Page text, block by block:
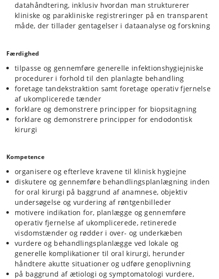
datahåndtering, inklusiv hvordan man strukturerer
kliniske og parakliniske registreringer på en transparent
måde, der tillader gentagelser i dataanalyse og forskning
Færdighed
tilpasse og gennemføre generelle infektionshygiejniske
procedurer i forhold til den planlagte behandling
foretage tandekstraktion samt foretage operativ fjernelse
af ukomplicerede tænder
forklare og demonstrere principper for biopsitagning
forklare og demonstrere principper for endodontisk
kirurgi
Kompetence
organisere og efterleve kravene til klinisk hygiejne
diskutere og gennemføre behandlingsplanlægning inden
for oral kirurgi på baggrund af anamnese, objektiv
undersøgelse og vurdering af røntgenbilleder
motivere indikation for, planlægge og gennemføre
operativ fjernelse af ukomplicerede, retinerede
visdomstænder og rødder i over- og underkæben
vurdere og behandlingsplanlægge ved lokale og
generelle komplikationer til oral kirurgi, herunder
håndtere akutte situationer og udføre genoplivning
på baggrund af ætiologi og symptomatologi vurdere,